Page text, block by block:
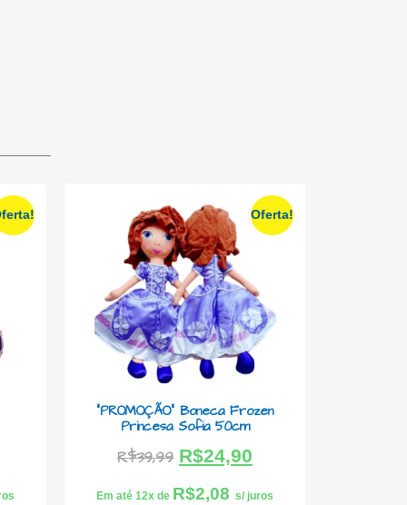
Oferta!
“PROMOÇÃO” Boneca Frozen
Princesa Sofia 50cm
R$39,99 R$24,90
Em até 12x de R$2,08 s/ juros